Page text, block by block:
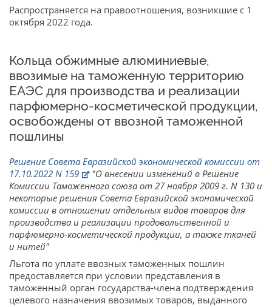
Распространяется на правоотношения, возникшие с 1
октября 2022 года.
Кольца обжимные алюминиевые,
ввозимые на таможенную территорию
ЕАЭС для производства и реализации
парфюмерно-косметической продукции,
освобождены от ввозной таможенной
пошлины
Решение Совета Евразийской экономической комиссии от
17.10.2022 N 159
"О внесении изменений в Решение
Комиссии Таможенного союза от 27 ноября 2009 г. N 130 и
некоторые решения Совета Евразийской экономической
комиссии в отношении отдельных видов товаров для
производства и реализации продовольственной и
парфюмерно-косметической продукции, а также тканей
и нитей"
Льгота по уплате ввозных таможенных пошлин
предоставляется при условии представления в
таможенный орган государства-члена подтверждения
целевого назначения ввозимых товаров, выданного